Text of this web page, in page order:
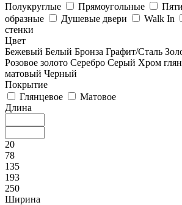
Полукруглые
Прямоугольные
образные
Душевые двери Walk In
стенки
Цвет
Бежевый Белый Бронза Графит/Сталь
Розовое золото Серебро Серый Хром
матовый Черный
Покрытие
Глянцевое
Матовое
Длина
20
78
135
193
250
Ширина